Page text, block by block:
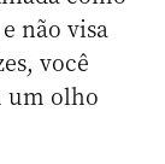
não visa
você
um olho